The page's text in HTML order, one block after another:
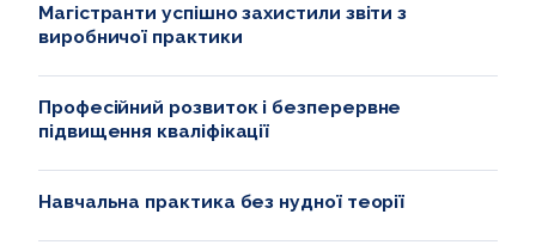
Магістранти успішно захистили звіти з
виробничої практики
Професійний розвиток і безперервне
підвищення кваліфікації
Навчальна практика без нудної теорії